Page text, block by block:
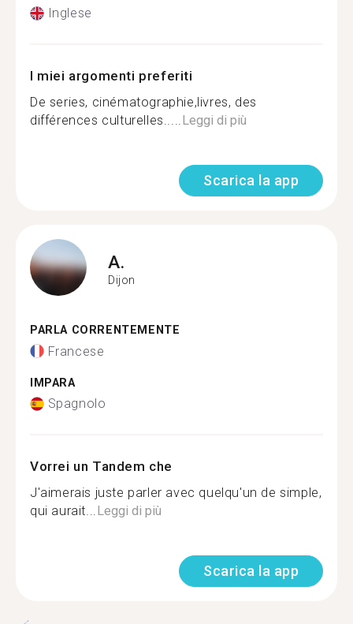
Inglese
I miei argomenti preferiti
De series, cinématographie,livres, des
différences culturelles.....Leggi di più
Scarica la app
A.
Dijon
PARLA CORRENTEMENTE
Francese
IMPARA
Spagnolo
Vorrei un Tandem che
J'aimerais juste parler avec quelqu'un de simple,
qui aurait...Leggi di più
Scarica la app